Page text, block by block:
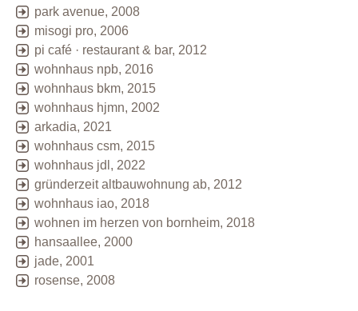
park avenue, 2008
misogi pro, 2006
pi café · restaurant & bar, 2012
wohnhaus npb, 2016
wohnhaus bkm, 2015
wohnhaus hjmn, 2002
arkadia, 2021
wohnhaus csm, 2015
wohnhaus jdl, 2022
gründerzeit altbauwohnung ab, 2012
wohnhaus iao, 2018
wohnen im herzen von bornheim, 2018
hansaallee, 2000
jade, 2001
rosense, 2008